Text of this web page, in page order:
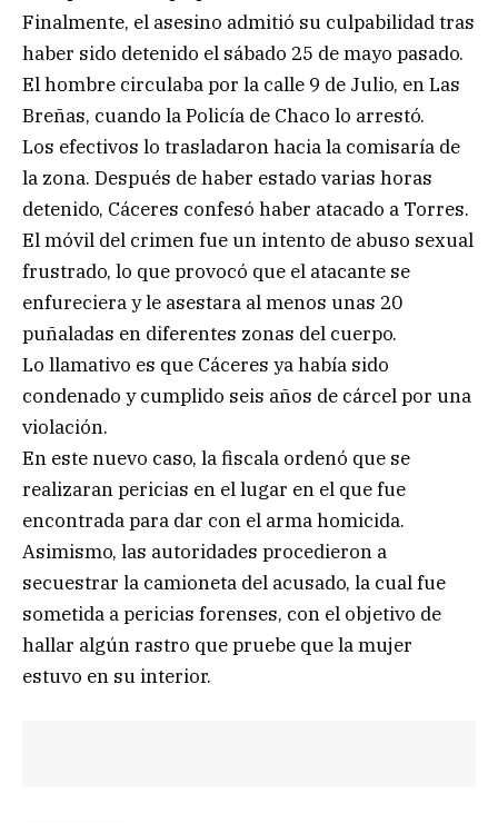
Finalmente, el asesino admitió su culpabilidad tras
haber sido detenido el sábado 25 de mayo pasado.
El hombre circulaba por la calle 9 de Julio, en Las
Breñas, cuando la Policía de Chaco lo arrestó.
Los efectivos lo trasladaron hacia la comisaría de
la zona. Después de haber estado varias horas
detenido, Cáceres confesó haber atacado a Torres.
El móvil del crimen fue un intento de abuso sexual
frustrado, lo que provocó que el atacante se
enfureciera y le asestara al menos unas 20
puñaladas en diferentes zonas del cuerpo.
Lo llamativo es que Cáceres ya había sido
condenado y cumplido seis años de cárcel por una
violación.
En este nuevo caso, la fiscala ordenó que se
realizaran pericias en el lugar en el que fue
encontrada para dar con el arma homicida.
Asimismo, las autoridades procedieron a
secuestrar la camioneta del acusado, la cual fue
sometida a pericias forenses, con el objetivo de
hallar algún rastro que pruebe que la mujer
estuvo en su interior.